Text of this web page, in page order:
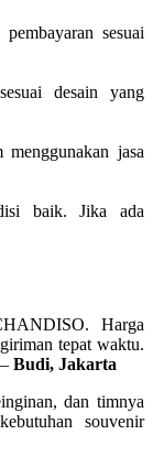
sesuai
desain yang
jasa
baik. Jika ada
Harga
tepat waktu.
Budi, Jakarta
dan timnya
souvenir